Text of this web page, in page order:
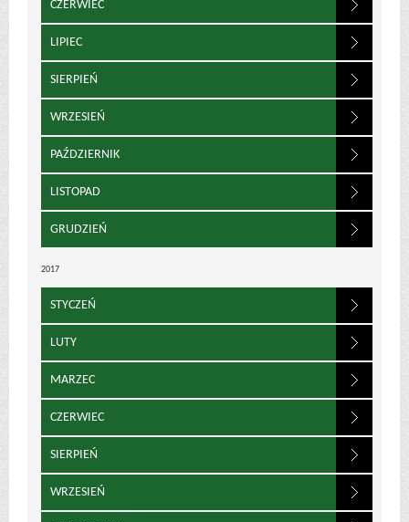
CZERWIEC
LIPIEC
SIERPIEŃ
WRZESIEŃ
PAŹDZIERNIK
LISTOPAD
GRUDZIEŃ
2017
STYCZEŃ
LUTY
MARZEC
CZERWIEC
SIERPIEŃ
WRZESIEŃ